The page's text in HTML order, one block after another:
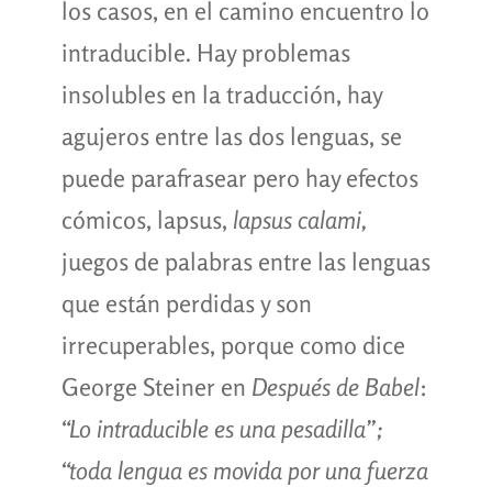
los casos, en el camino encuentro lo
intraducible. Hay problemas
insolubles en la traducción, hay
agujeros entre las dos lenguas, se
puede parafrasear pero hay efectos
cómicos, lapsus, lapsus calami,
juegos de palabras entre las lenguas
que están perdidas y son
irrecuperables, porque como dice
George Steiner en Después de Babel:
“Lo intraducible es una pesadilla”;
“toda lengua es movida por una fuerza